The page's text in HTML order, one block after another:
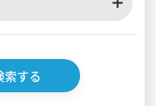
索する